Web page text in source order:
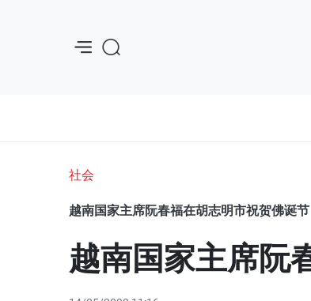
社会
越南国家主席阮春福在胡志明市祝贺佛诞节
越南国家主席阮